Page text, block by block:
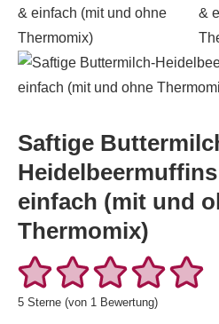
Saftige
einfach (mit und
Thermomix)
5 Sterne (von 1 Bewertung)